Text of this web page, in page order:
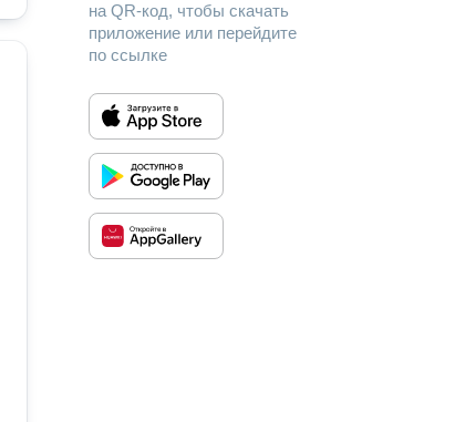
на QR-код, чтобы скачать
приложение или перейдите
по ссылке